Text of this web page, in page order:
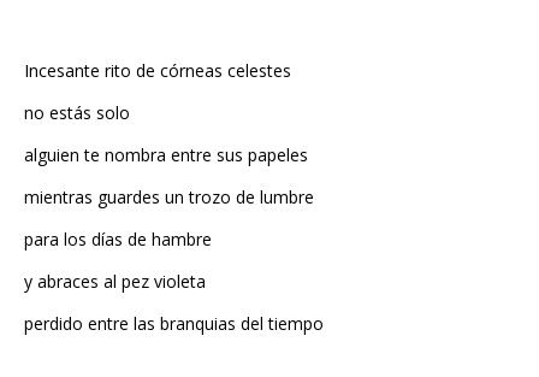
Incesante rito de córneas celestes
no estás solo
alguien te nombra entre sus papeles
mientras guardes un trozo de lumbre
para los días de hambre
y abraces al pez violeta
perdido entre las branquias del tiempo